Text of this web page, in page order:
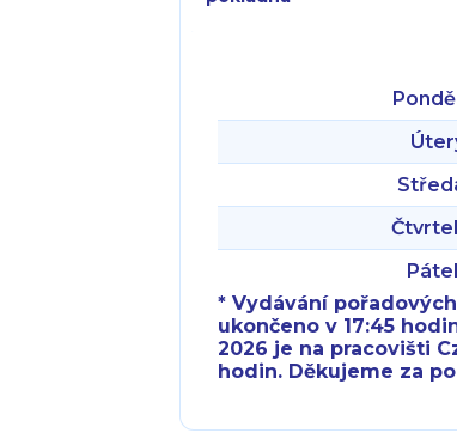
* Vydávání
ukončeno v 17:45
2026 je na pracovišti
hodin. Děkujeme za